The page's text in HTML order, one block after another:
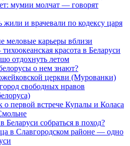
мумии молчат — говорят
жили и врачевали по кодексу царя
меловые карьеры вблизи
красота в Беларуси
отдохнуть летом
о нем знают?
церкви (Мурованки)
свободных нравов
о первой встрече Купалы и Коласа
Беларуси собраться в поход?
в Славгородском районе — одно